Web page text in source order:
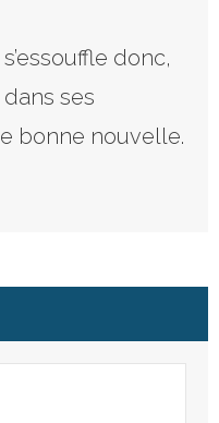
donc,
ses
bonne nouvelle.